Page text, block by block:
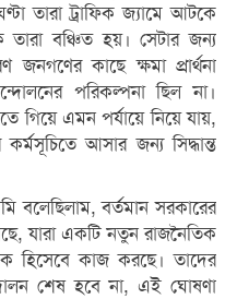
তারা ট্রাফিক জ্যামে আটকে
তারা বঞ্চিত হয়। সেটার জন্য
কাছে ক্ষমা প্রার্থনা
পরিকল্পনা ছিল না।
গিয়ে এমন পর্যায়ে নিয়ে যায়,
আসার জন্য সিদ্ধান্ত
বর্তমান সরকারের
যারা একটি নতুন রাজনৈতিক
হিসেবে কাজ করছে। তাদের
শেষ হবে না, এই ঘোষণা